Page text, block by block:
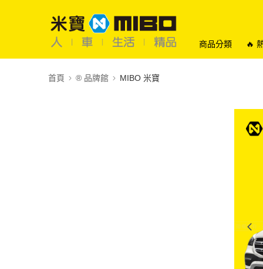
商品分類 🔥
首頁 ®️ 品牌館 MIBO 米寶